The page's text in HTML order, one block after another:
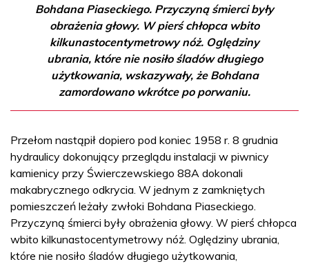
Bohdana Piaseckiego. Przyczyną śmierci były
obrażenia głowy. W pierś chłopca wbito
kilkunastocentymetrowy nóż. Oględziny
ubrania, które nie nosiło śladów długiego
użytkowania, wskazywały, że Bohdana
zamordowano wkrótce po porwaniu.
Przełom nastąpił dopiero pod koniec 1958 r. 8 grudnia
hydraulicy dokonujący przeglądu instalacji w piwnicy
kamienicy przy Świerczewskiego 88A dokonali
makabrycznego odkrycia. W jednym z zamkniętych
pomieszczeń leżały zwłoki Bohdana Piaseckiego.
Przyczyną śmierci były obrażenia głowy. W pierś chłopca
wbito kilkunastocentymetrowy nóż. Oględziny ubrania,
które nie nosiło śladów długiego użytkowania,